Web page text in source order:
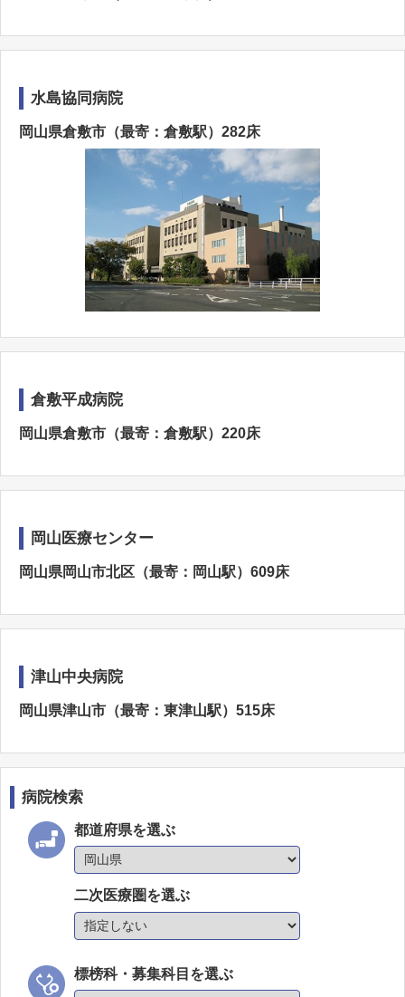
水島協同病院
岡山県倉敷市（最寄：倉敷駅）282床
倉敷平成病院
岡山県倉敷市（最寄：倉敷駅）220床
岡山医療センター
岡山県岡山市北区（最寄：岡山駅）609床
津山中央病院
岡山県津山市（最寄：東津山駅）515床
病院検索
都道府県を選ぶ
二次医療圏を選ぶ
標榜科・募集科目を選ぶ